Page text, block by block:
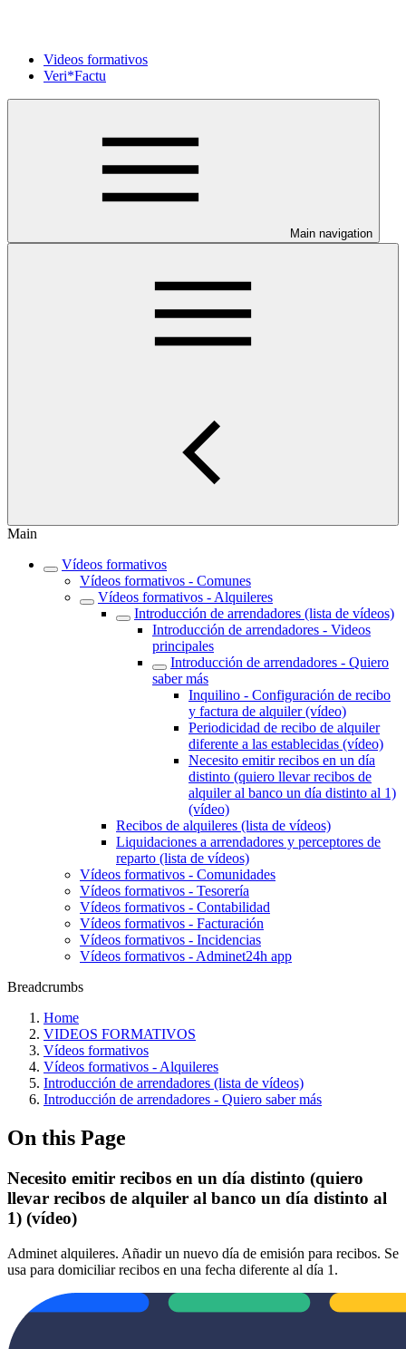
Videos formativos
Veri*Factu
Main navigation
Main
Vídeos formativos
Vídeos formativos - Comunes
Vídeos formativos - Alquileres
Introducción de arrendadores (lista de vídeos)
Introducción de arrendadores - Videos
principales
Introducción de arrendadores - Quiero
saber más
Inquilino - Configuración de recibo
y factura de alquiler (vídeo)
Periodicidad de recibo de alquiler
diferente a las establecidas (vídeo)
Necesito emitir recibos en un día
distinto (quiero llevar recibos de
alquiler al banco un día distinto al 1)
(vídeo)
Recibos de alquileres (lista de vídeos)
Liquidaciones a arrendadores y perceptores de
reparto (lista de vídeos)
Vídeos formativos - Comunidades
Vídeos formativos - Tesorería
Vídeos formativos - Contabilidad
Vídeos formativos - Facturación
Vídeos formativos - Incidencias
Vídeos formativos - Adminet24h app
Breadcrumbs
Home
VIDEOS FORMATIVOS
Vídeos formativos
Vídeos formativos - Alquileres
Introducción de arrendadores (lista de vídeos)
Introducción de arrendadores - Quiero saber más
On this Page
Necesito emitir recibos en un día distinto (quiero
llevar recibos de alquiler al banco un día distinto al
1) (vídeo)
Adminet alquileres. Añadir un nuevo día de emisión para recibos. Se
usa para domiciliar recibos en una fecha diferente al día 1.